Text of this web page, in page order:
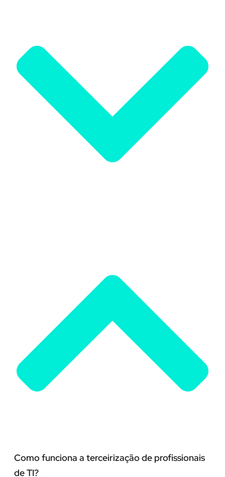
Como funciona a terceirização de profissionais
de TI?